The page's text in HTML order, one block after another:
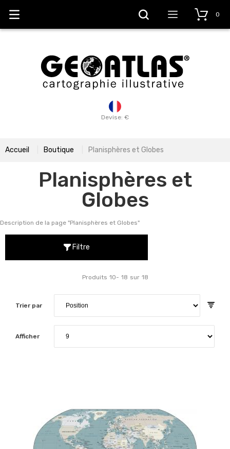
Devise: €
0
Accueil Boutique Planisphères et Globes
Planisphères et
Globes
Description de la page "Planisphères et Globes"
Filtre
Trier par
Produits 10- 18 sur 18
Afficher